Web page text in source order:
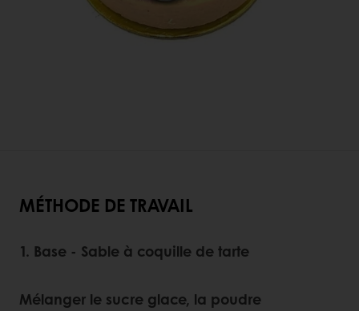
MÉTHODE DE TRAVAIL
1. Base - Sable à coquille de tarte
Mélanger le sucre glace, la poudre